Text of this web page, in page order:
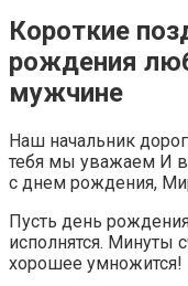
Короткие
рождения
мужчине
Наш начальник
тебя мы уважаем И
с днем рождения,
Пусть день
исполнятся. Минуты
хорошее умножится!